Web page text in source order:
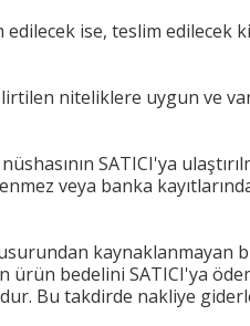
ise, teslim
niteliklere uygun ve
SATICI'ya
veya banka
kaynaklanmayan
bedelini SATICI'ya
Bu takdirde nakliye